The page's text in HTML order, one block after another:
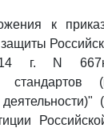
к
г. N
стандартов